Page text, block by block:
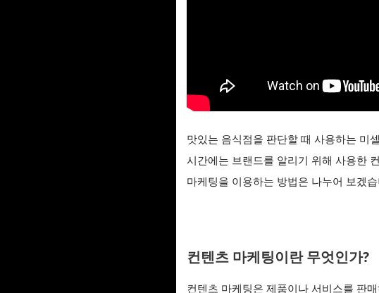
맛있는 음식점을 판단할 때 사용하는 미
시간에는 브랜드를 알리기 위해 사용한
마케팅을 이용하는 방법은 나누어 보겠
컨텐츠 마케팅이란 무엇인가?
컨텐츠 마케팅은 제품이나 서비스를 판